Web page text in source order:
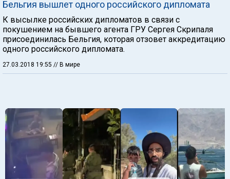
Бельгия вышлет одного российского дипломата
К высылке российских дипломатов в связи с
покушением на бывшего агента ГРУ Сергея Скрипаля
присоединилась Бельгия, которая отзовет аккредитацию
одного российского дипломата.
27.03.2018 19:55 // В мире